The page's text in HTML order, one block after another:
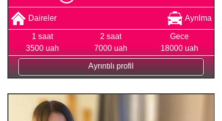
Daireler Ayrılma
1 saat
3500 uah
2 saat
7000 uah
Gece
18000 uah
Ayrıntılı profil